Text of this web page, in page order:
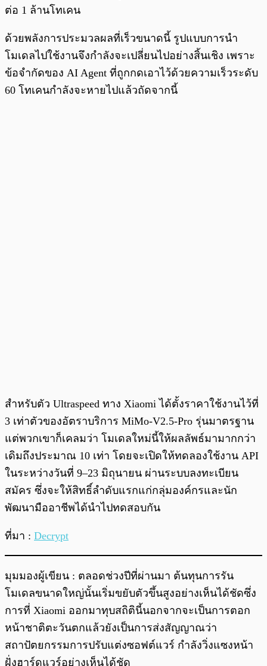
ต่อ 1 ล้านโทเคน
ด้วยพลังการประมวลผลที่เร็วขนาดนี้ รูปแบบการนำ
โมเดลไปใช้งานจึงกำลังจะเปลี่ยนไปอย่างสิ้นเชิง เพราะ
ข้อจำกัดของ AI Agent ที่ถูกกดเอาไว้ด้วยความเร็วระดับ
60 โทเคนกำลังจะหายไปแล้วถัดจากนี้
สำหรับตัว Ultraspeed ทาง Xiaomi ได้ตั้งราคาใช้งานไว้ที่
3 เท่าตัวของอัตราบริการ MiMo-V2.5-Pro รุ่นมาตรฐาน
แต่พวกเขาก็เคลมว่า โมเดลใหม่นี้ให้ผลลัพธ์มามากกว่า
เดิมถึงประมาณ 10 เท่า โดยจะเปิดให้ทดลองใช้งาน API
ในระหว่างวันที่ 9–23 มิถุนายน ผ่านระบบลงทะเบียน
สมัคร ซึ่งจะให้สิทธิ์ลำดับแรกแก่กลุ่มองค์กรและนัก
พัฒนามืออาชีพได้นำไปทดสอบกัน
ที่มา : Decrypt
มุมมองผู้เขียน : ตลอดช่วงปีที่ผ่านมา ต้นทุนการรัน
โมเดลขนาดใหญ่นั้นเริ่มขยับตัวขึ้นสูงอย่างเห็นได้ชัดซึ่ง
การที่ Xiaomi ออกมาทุบสถิตินี้นอกจากจะเป็นการตอก
หน้าชาติตะวันตกแล้วยังเป็นการส่งสัญญาณว่า
สถาปัตยกรรมการปรับแต่งซอฟต์แวร์ กำลังวิ่งแซงหน้า
ฝั่งฮาร์ดแวร์อย่างเห็นได้ชัด